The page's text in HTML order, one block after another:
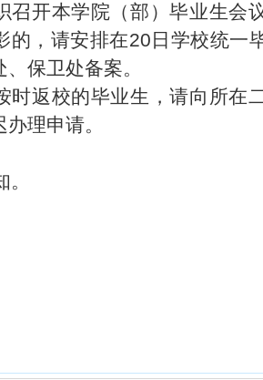
召开本学院（部）毕业生会
的，请安排在20日学校统一
保卫处备案。
时返校的毕业生，请向所在
理申请。